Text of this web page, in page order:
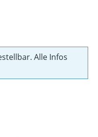
Alle Infos